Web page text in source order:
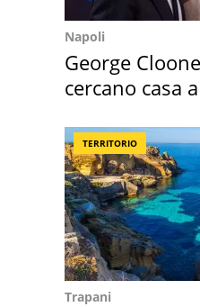
Napoli
George
cercano casa
TERRITORIO
Trapani